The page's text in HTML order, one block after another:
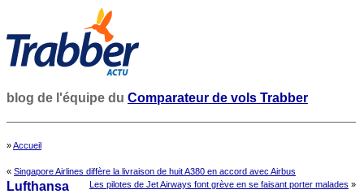
blog de l'équipe du Comparateur de vols Trabber
»Accueil
« Singapore Airlines diffère la livraison de huit A380 en accord avec Airbus
Les pilotes de Jet Airways font grève en se faisant porter malades »
Lufthansa